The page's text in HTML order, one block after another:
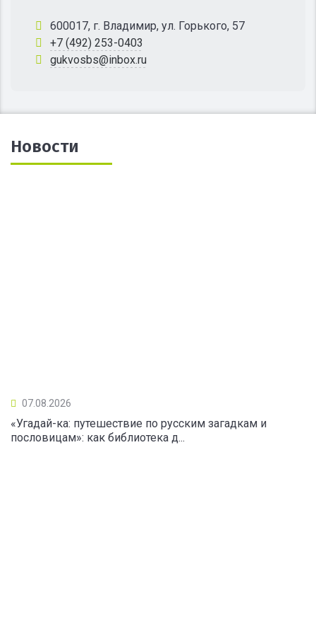
600017, г. Владимир, ул. Горького, 57
+7 (492) 253-0403
gukvosbs@inbox.ru
Новости
07.08.2026
«Угадай-ка: путешествие по русским загадкам и
пословицам»: как библиотека д...